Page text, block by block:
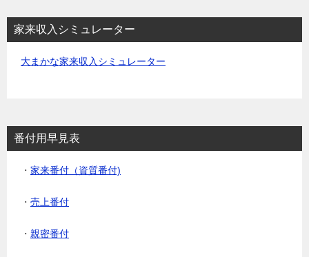
家来収入シミュレーター
大まかな家来収入シミュレーター
番付用早見表
・ 家来番付（資質番付)
・ 売上番付
・ 親密番付